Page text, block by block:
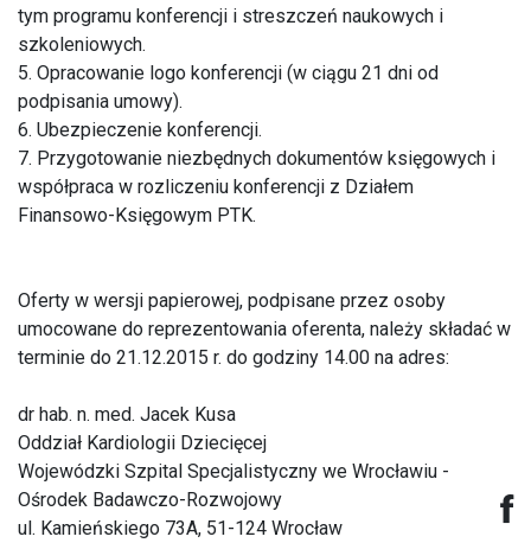
tym programu konferencji i streszczeń naukowych i
szkoleniowych.
5. Opracowanie logo konferencji (w ciągu 21 dni od
podpisania umowy).
6. Ubezpieczenie konferencji.
7. Przygotowanie niezbędnych dokumentów księgowych i
współpraca w rozliczeniu konferencji z Działem
Finansowo-Księgowym PTK.
Oferty w wersji papierowej, podpisane przez osoby
umocowane do reprezentowania oferenta, należy składać w
terminie do 21.12.2015 r. do godziny 14.00 na adres:
dr hab. n. med. Jacek Kusa
Oddział Kardiologii Dziecięcej
Wojewódzki Szpital Specjalistyczny we Wrocławiu -
Ośrodek Badawczo-Rozwojowy
ul. Kamieńskiego 73A, 51-124 Wrocław